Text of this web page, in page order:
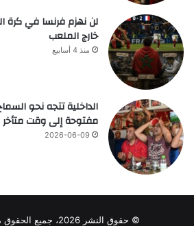
لن نهزم فرنسا في كرة
خارج الملعب
منذ 4 أسابيع
الداخلية تتجه نحو
مفتوحة إلى وقت متأخر
2026-06-09
© حقوق النشر 2026، جميع الحقوق محفوظة |